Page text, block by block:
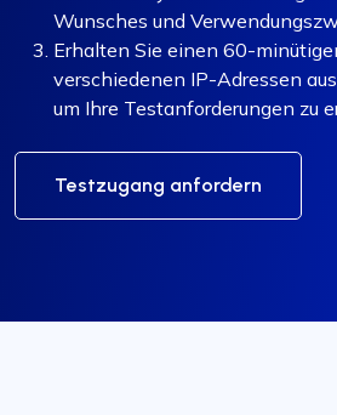
Wunsches und
Erhalten Sie einen 60-
verschiedenen IP-Adressen
um Ihre Testanforderungen zu
Testzugang anfordern